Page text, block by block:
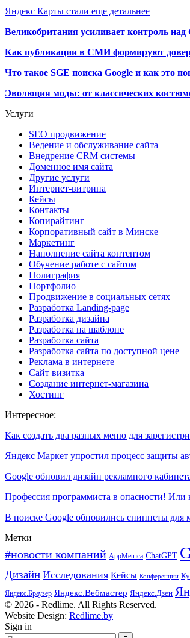
Яндекс Карты стали еще детальнее
Великобритания усиливает контроль над
Как публикации в СМИ формируют
Что такое SGE поиска Google и как это
Эволюция моды: от классических
Услуги
SEO продвижение
Ведение и обслуживание сайта
Внедрение CRM системы
Доменное имя сайта
Другие услуги
Интернет-витрина
Кейсы
Контакты
Копирайтинг
Корпоративный сайт в Минске
Маркетинг
Наполнение сайта контентом
Обучение работе с сайтом
Полиграфия
Портфолио
Продвижение в социальных сетях
Разработка Landing-page
Разработка дизайна
Разработка на шаблоне
Разработка сайта
Разработка сайта по доступной цене
Реклама в интернете
Сайт визитка
Создание интернет-магазина
Хостинг
Интересное:
Как создать два разных меню для
Яндекс Маркет упростил процесс защиты
Google обновил дизайн рекламного
Профессия программиста в опасности! Или
В поиске Google обновились сниппеты для
Метки
#новости компаний AppMetrica ChatGPT
Дизайн Исследования Кейсы Конференции
Яндекс.Браузер Яндекс.Вебмастер Яндекс.Дзен
© 2026 - Redlime. All Rights Reserved.
Website Design: Redlime.by
Sign in